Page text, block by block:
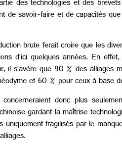
des technologies et des
savoir-faire et de capacités
brute ferait croire que les
d’ici quelques années. En
s’avère que 90 % des
et 60 % pour ceux à base
donc plus
gardant la maîtrise
fragilisés par le